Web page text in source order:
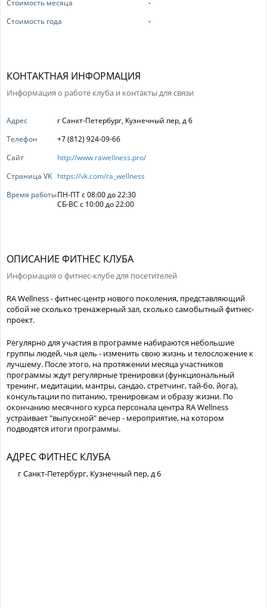
Стоимость месяца
-
Стоимость года
-
КОНТАКТНАЯ ИНФОРМАЦИЯ
Информация о работе клуба и контакты для связи
Адрес
г Санкт-Петербург, Кузнечный пер, д 6
Телефон
+7 (812) 924-09-66
Сайт
http://www.rawellness.pro/
Страница VK https://vk.com/ra_wellness
Время работыПН-ПТ с 08:00 до 22:30
СБ-ВС с 10:00 до 22:00
ОПИСАНИЕ ФИТНЕС КЛУБА
Информация о фитнес-клубе для посетителей
RA Wellness - фитнес-центр нового поколения, представляющий
собой не сколько тренажерный зал, сколько самобытный фитнес-
проект.
Регулярно для участия в программе набираются небольшие
группы людей, чья цель - изменить свою жизнь и телосложение к
лучшему. После этого, на протяжении месяца участников
программы ждут регулярные тренировки (функциональный
тренинг, медитации, мантры, сандао, стретчинг, тай-бо, йога),
консультации по питанию, тренировкам и образу жизни. По
окончанию месячного курса персонала центра RA Wellness
устраивает "выпускной" вечер - мероприятие, на котором
подводятся итоги программы.
АДРЕС ФИТНЕС КЛУБА
г Санкт-Петербург, Кузнечный пер, д 6